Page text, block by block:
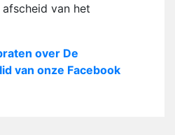
van het
over De
van onze Facebook